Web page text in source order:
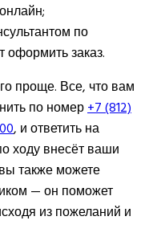
по
заказ.
проще. Все, что вам
по номер+7 (812)
, и ответить на
ходу внесёт ваши
также можете
— он поможет
из пожеланий и